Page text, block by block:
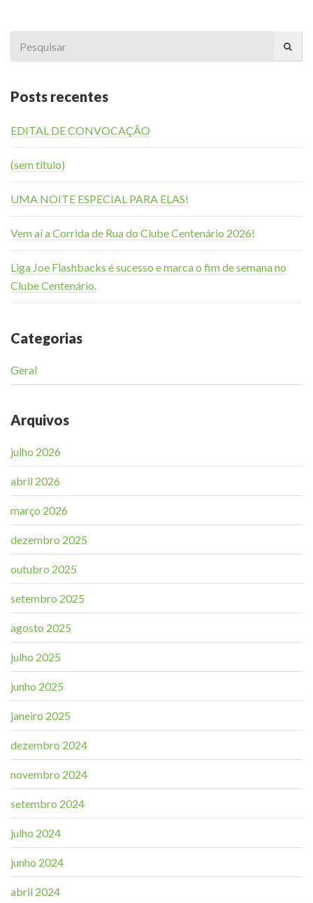
for:
Posts recentes
EDITAL DE CONVOCAÇÃO
(sem título)
UMA NOITE ESPECIAL PARA ELAS!
Vem aí a Corrida de Rua do Clube Centenário 2026!
Liga Joe Flashbacks é sucesso e marca o fim de semana no
Clube Centenário.
Categorias
Geral
Arquivos
julho 2026
abril 2026
março 2026
dezembro 2025
outubro 2025
setembro 2025
agosto 2025
julho 2025
junho 2025
janeiro 2025
dezembro 2024
novembro 2024
setembro 2024
julho 2024
junho 2024
abril 2024